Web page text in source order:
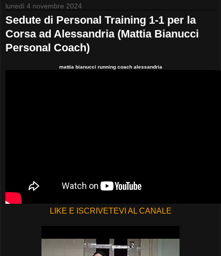
lunedì 4 novembre 2024
Sedute di Personal Training 1-1 per la
Corsa ad Alessandria (Mattia Bianucci
Personal Coach)
mattia bianucci running coach alessandria
LIKE E ISCRIVETEVI AL CANALE